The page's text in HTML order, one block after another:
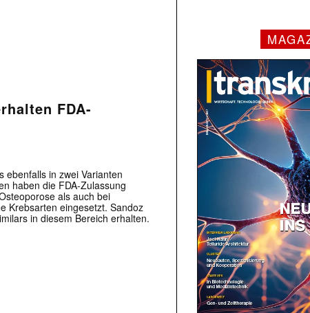
FDA-
ebenfalls in zwei Varianten
haben die FDA-Zulassung
als auch bei
Krebsarten eingesetzt. Sandoz
in diesem Bereich erhalten.